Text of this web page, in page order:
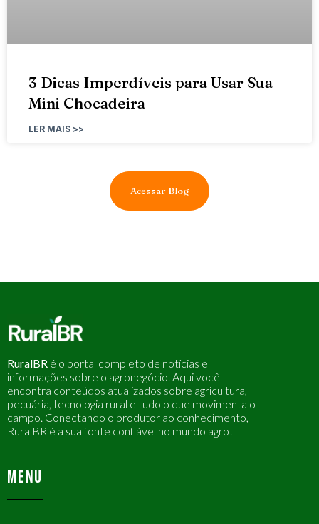
3 Dicas Imperdíveis para Usar Sua
Mini Chocadeira
LER MAIS >>
Acessar Blog
RuralBR é o portal completo de notícias e
informações sobre o agronegócio. Aqui você
encontra conteúdos atualizados sobre agricultura,
pecuária, tecnologia rural e tudo o que movimenta o
campo. Conectando o produtor ao conhecimento,
RuralBR é a sua fonte confiável no mundo agro!
MENU